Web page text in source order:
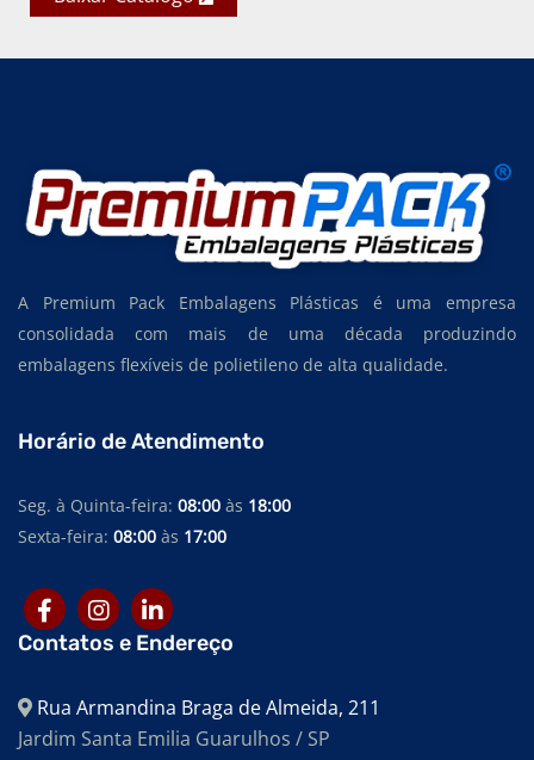
A Premium Pack Embalagens Plásticas é uma empresa
consolidada com mais de uma década produzindo
embalagens flexíveis de polietileno de alta qualidade.
Horário de Atendimento
Seg. à Quinta-feira: 08:00 às 18:00
Sexta-feira: 08:00 às 17:00
Contatos e Endereço
Rua Armandina Braga de Almeida, 211
Jardim Santa Emilia Guarulhos / SP